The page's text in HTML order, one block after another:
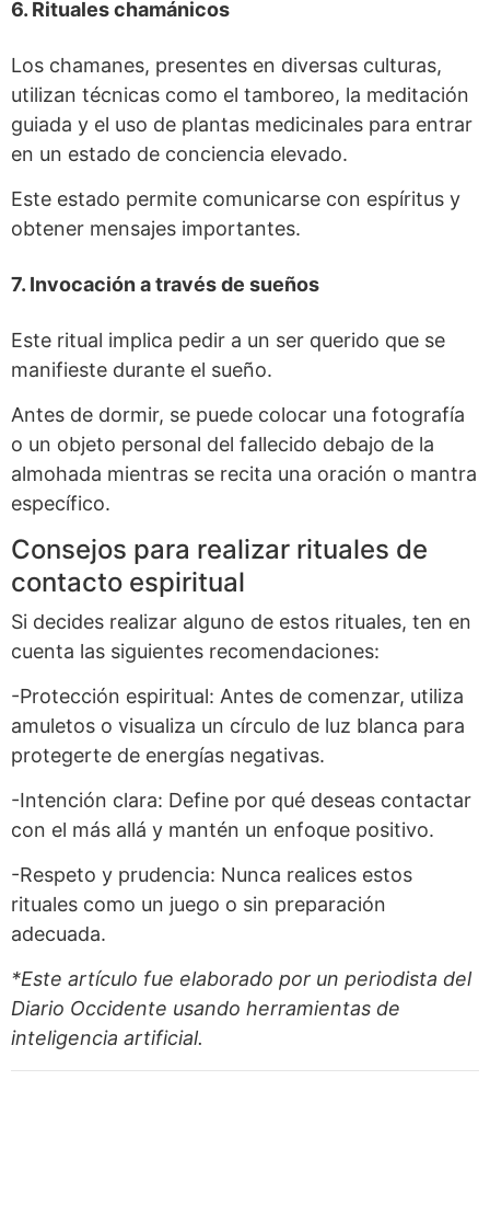
6. Rituales chamánicos
Los chamanes, presentes en diversas culturas,
utilizan técnicas como el tamboreo, la meditación
guiada y el uso de plantas medicinales para entrar
en un estado de conciencia elevado.
Este estado permite comunicarse con espíritus y
obtener mensajes importantes.
7. Invocación a través de sueños
Este ritual implica pedir a un ser querido que se
manifieste durante el sueño.
Antes de dormir, se puede colocar una fotografía
o un objeto personal del fallecido debajo de la
almohada mientras se recita una oración o mantra
específico.
Consejos para realizar rituales de
contacto espiritual
Si decides realizar alguno de estos rituales, ten en
cuenta las siguientes recomendaciones:
-Protección espiritual: Antes de comenzar, utiliza
amuletos o visualiza un círculo de luz blanca para
protegerte de energías negativas.
-Intención clara: Define por qué deseas contactar
con el más allá y mantén un enfoque positivo.
-Respeto y prudencia: Nunca realices estos
rituales como un juego o sin preparación
adecuada.
*Este artículo fue elaborado por un periodista del
Diario Occidente usando herramientas de
inteligencia artificial.